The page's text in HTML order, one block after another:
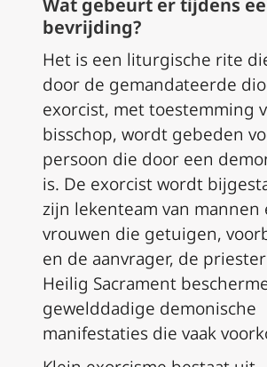
Wat gebeurt er tijdens
bevrijding?
Het is een liturgische rite
door de gemandateerde
exorcist, met toestemming
bisschop, wordt gebeden
persoon die door een
is. De exorcist wordt
zijn lekenteam van mannen
vrouwen die getuigen,
en de aanvrager, de
Heilig Sacrament
gewelddadige demonische
manifestaties die vaak